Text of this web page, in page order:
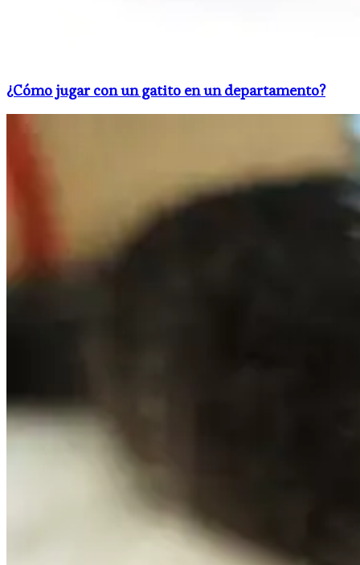
¿Cómo jugar con un gatito en un departamento?